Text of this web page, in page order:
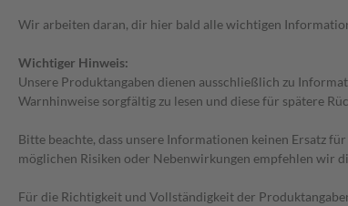
Wir arbeiten daran, dir hier bald alle wichtigen
Wichtiger Hinweis:
Unsere Produktangaben dienen ausschließlich zu
Warnhinweise sorgfältig zu lesen und diese für spätere
Bitte beachte, dass unsere Informationen keinen Ersatz
möglichen Risiken oder Nebenwirkungen empfehlen wir
Für die Richtigkeit und Vollständigkeit der